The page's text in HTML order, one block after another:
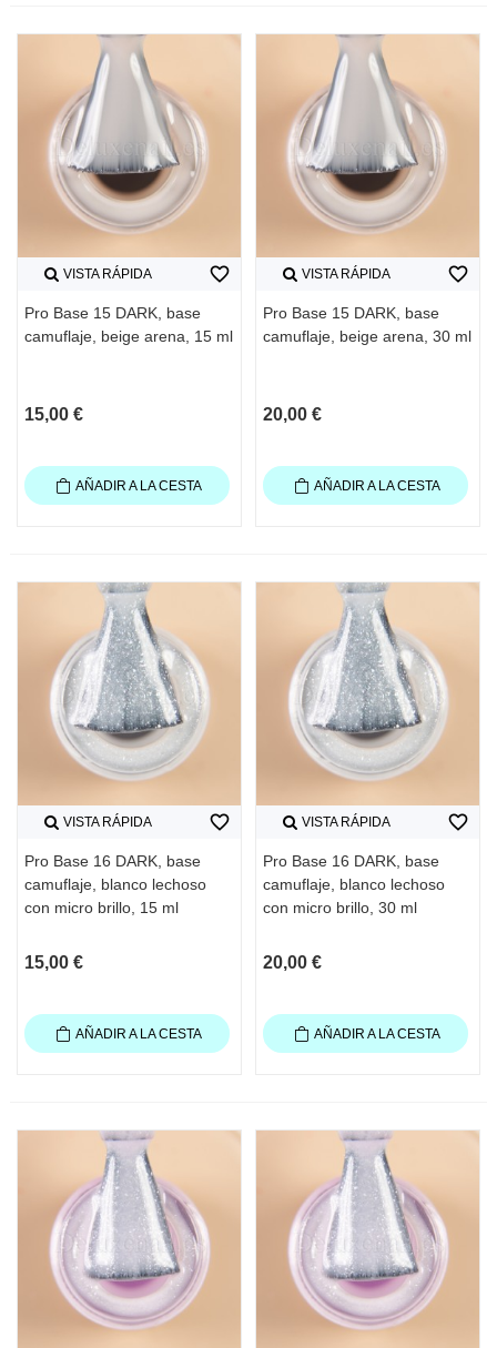
VISTA RÁPIDA
Pro Base 15 DARK, base
camuflaje, beige arena, 15 ml
15,00 €
favorite_border
AÑADIR A LA CESTA
VISTA RÁPIDA
Pro Base 15 DARK, base
camuflaje, beige arena, 30 ml
20,00 €
favorite_border
AÑADIR A LA CESTA
VISTA RÁPIDA
Pro Base 16 DARK, base
camuflaje, blanco lechoso
con micro brillo, 15 ml
15,00 €
favorite_border
AÑADIR A LA CESTA
VISTA RÁPIDA
Pro Base 16 DARK, base
camuflaje, blanco lechoso
con micro brillo, 30 ml
20,00 €
favorite_border
AÑADIR A LA CESTA